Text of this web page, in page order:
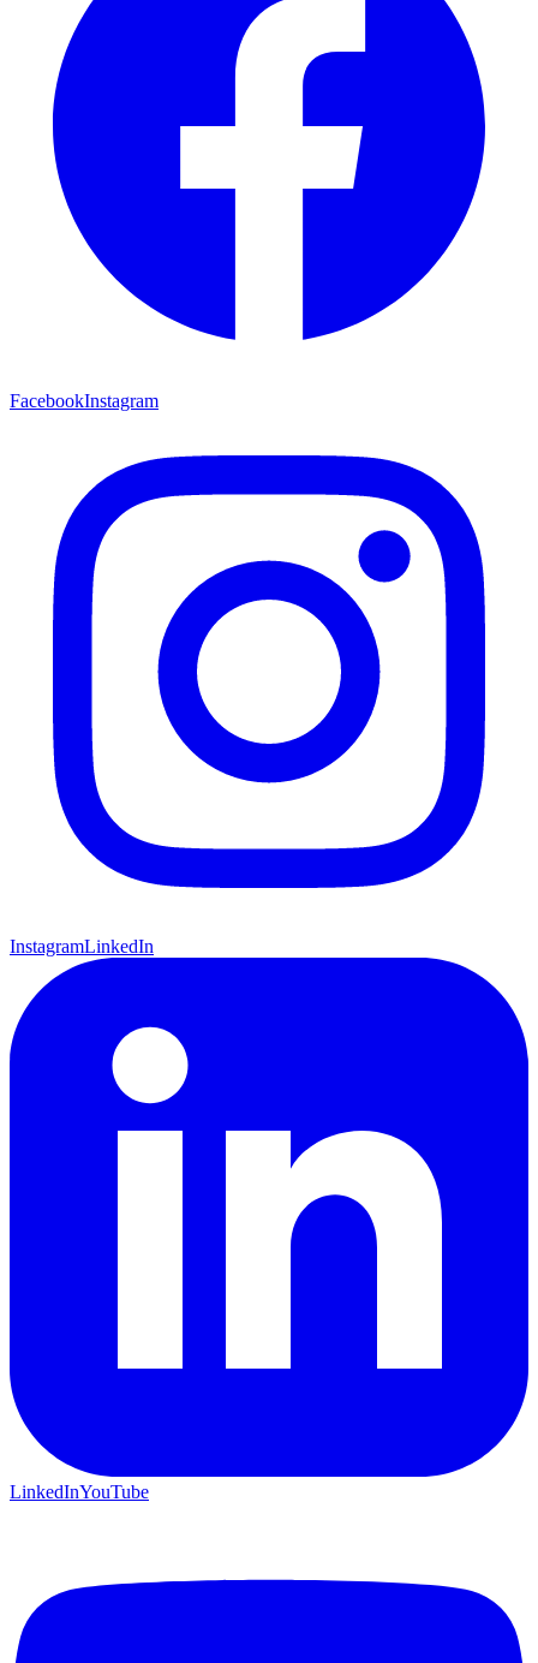
FacebookInstagram
InstagramLinkedIn
LinkedInYouTube